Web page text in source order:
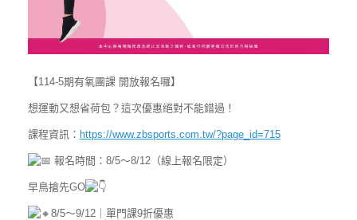
【114-5期有氧團課 開放報名囉】
想運動又想省荷包？這次優惠絕對不能錯過！
課程資訊： https://www.zbsports.com.tw/?page_id=715
報名時間：8/5～8/12（線上報名限定）
早鳥搶先GO
8/5～9/12｜單門課9折優惠